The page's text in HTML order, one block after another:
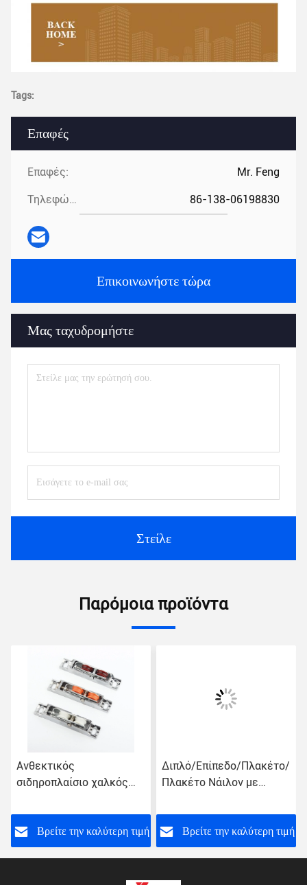
Επαφές
Επαφές: Mr. Feng
Τηλεφώνημα: 86-138-06198830
Επικοινωνήστε τώρα
Μας ταχυδρομήστε
Στείλε
Tags:
Παρόμοια προϊόντα
Ανθεκτικός
σιδηροπλαίσιο χαλκός
πόρτας τροχός παράθυρο
για UPVC συρόμενες
πόρτες
Βρείτε την καλύτερη τιμή
Διπλό/Επίπεδο/Πλακέτο/
Πλακέτο Νάιλον με
200pcs/κατάλογος τύπου
συσκευασίας
Βρείτε την καλύτερη τιμή